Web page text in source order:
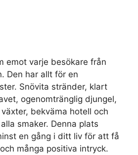
emot varje besökare från
Den har allt för en
Snövita stränder, klart
ogenomtränglig djungel,
bekväma hotell och
smaker. Denna plats
en gång i ditt liv för att få
många positiva intryck.